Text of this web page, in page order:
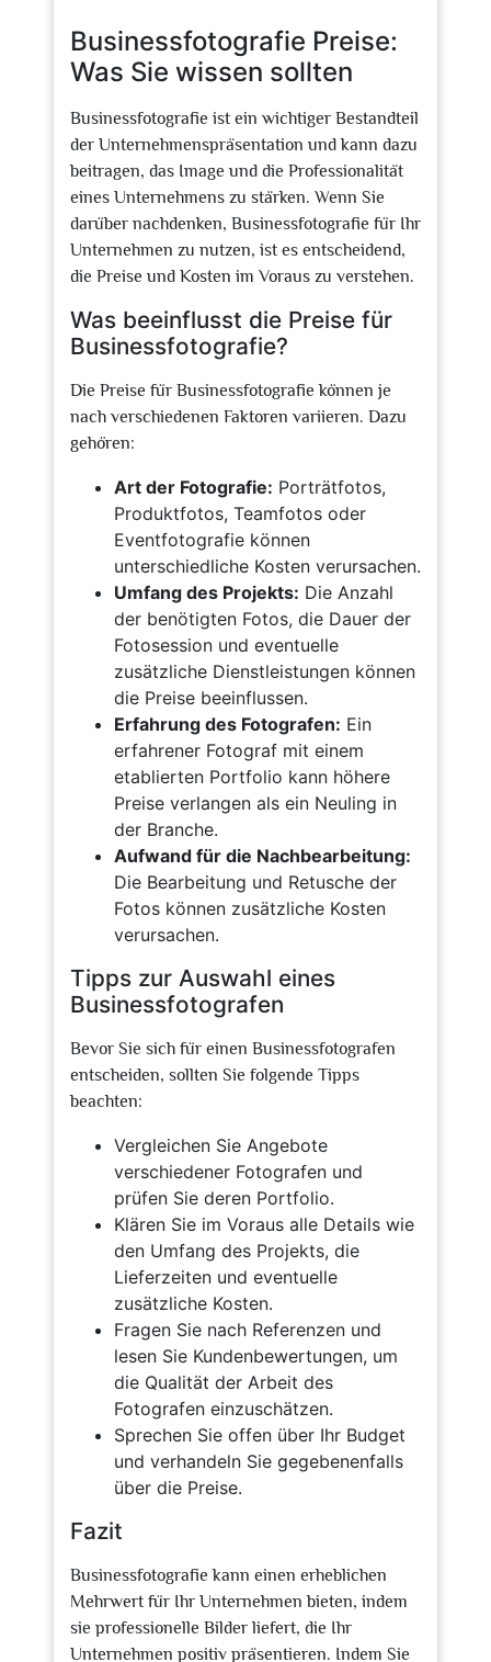
2025
Businessfotografie Preise:
Was Sie wissen sollten
Businessfotografie ist ein wichtiger Bestandteil
der Unternehmenspräsentation und kann dazu
beitragen, das Image und die Professionalität
eines Unternehmens zu stärken. Wenn Sie
darüber nachdenken, Businessfotografie für Ihr
Unternehmen zu nutzen, ist es entscheidend,
die Preise und Kosten im Voraus zu verstehen.
Was beeinflusst die Preise für
Businessfotografie?
Die Preise für Businessfotografie können je
nach verschiedenen Faktoren variieren. Dazu
gehören:
Art der Fotografie: Porträtfotos,
Produktfotos, Teamfotos oder
Eventfotografie können
unterschiedliche Kosten verursachen.
Umfang des Projekts: Die Anzahl
der benötigten Fotos, die Dauer der
Fotosession und eventuelle
zusätzliche Dienstleistungen können
die Preise beeinflussen.
Erfahrung des Fotografen: Ein
erfahrener Fotograf mit einem
etablierten Portfolio kann höhere
Preise verlangen als ein Neuling in
der Branche.
Aufwand für die Nachbearbeitung:
Die Bearbeitung und Retusche der
Fotos können zusätzliche Kosten
verursachen.
Tipps zur Auswahl eines
Businessfotografen
Bevor Sie sich für einen Businessfotografen
entscheiden, sollten Sie folgende Tipps
beachten:
Vergleichen Sie Angebote
verschiedener Fotografen und
prüfen Sie deren Portfolio.
Klären Sie im Voraus alle Details wie
den Umfang des Projekts, die
Lieferzeiten und eventuelle
zusätzliche Kosten.
Fragen Sie nach Referenzen und
lesen Sie Kundenbewertungen, um
die Qualität der Arbeit des
Fotografen einzuschätzen.
Sprechen Sie offen über Ihr Budget
und verhandeln Sie gegebenenfalls
über die Preise.
Fazit
Businessfotografie kann einen erheblichen
Mehrwert für Ihr Unternehmen bieten, indem
sie professionelle Bilder liefert, die Ihr
Unternehmen positiv präsentieren. Indem Sie